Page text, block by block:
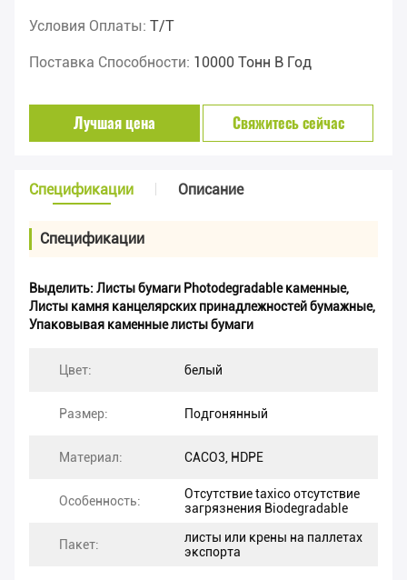
Условия Оплаты: T/T
Поставка Способности: 10000 Тонн В Год
Лучшая цена Свяжитесь сейчас
Спецификации Описание
Спецификации
Выделить: Листы бумаги Photodegradable каменные,
Листы камня канцелярских принадлежностей бумажные,
Упаковывая каменные листы бумаги
Цвет: белый
Размер: Подгонянный
Материал: CACO3, HDPE
Особенность:
Отсутствие taxico отсутствие
загрязнения Biodegradable
Пакет:
листы или крены на паллетах
экспорта